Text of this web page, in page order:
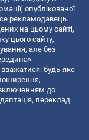
опублікованої
рекламодавець.
на цьому сайті,
цього сайту,
але без
будь-яке
до
переклад